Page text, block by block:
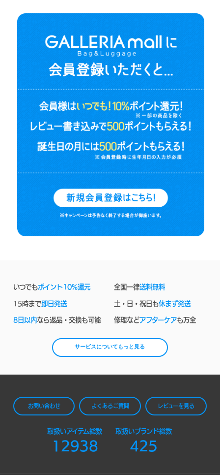
いつでもポイント10%還元 全国一律送料無料
15時まで即日発送 土・日・祝日も休まず発送
8日以内なら返品・交換も可能 修理などアフターケアも万全
サービスについてもっと見る
お問い合わせ よくあるご質問 レビューを見る
取扱いアイテム総数
12938
取扱いブランド総数
425